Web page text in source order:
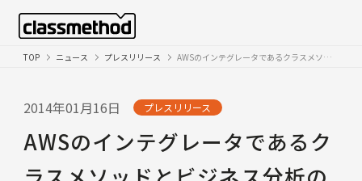
TOP ニュース プレスリリース AWSのインテグレータであるクラスメソッドとビジネス分析のリーダー Tableau Softwareが 日本初のアライアンス・パートナー契約を締結
2014年01月16日 プレスリリース
AWSのインテグレータであるク